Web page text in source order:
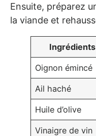
Ensuite, préparez
la viande et
Ingrédients
Oignon émincé
Ail haché
Huile d’olive
Vinaigre de vin